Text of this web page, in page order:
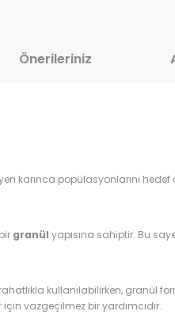
Önerileriniz
karınca popülasyonlarını
granül yapısına sahiptir. Bu
kullanılabilirken, granül
vazgeçilmez bir yardımcıdır.